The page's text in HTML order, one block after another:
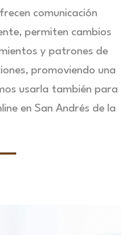
comunicación
permiten cambios
y patrones de
promoviendo una
usarla también para
en San Andrés de la